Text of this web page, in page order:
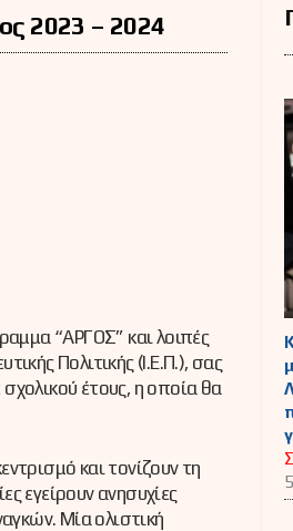
2023 – 2024
“AΡΓΟΣ” και λοιπές
Πολιτικής (Ι.Ε.Π.), σας
έτους, η οποία θα
και τονίζουν τη
εγείρουν ανησυχίες
Μία ολιστική